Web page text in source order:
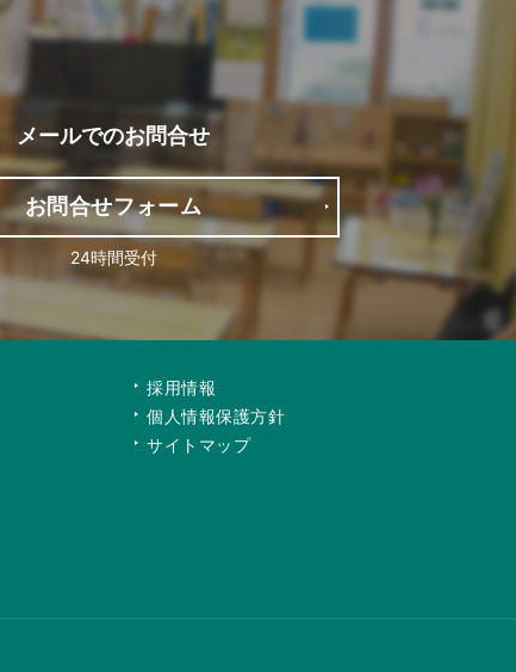
メールでのお問合せ
お問合せフォーム
24時間受付
採用情報
個人情報保護方針
サイトマップ